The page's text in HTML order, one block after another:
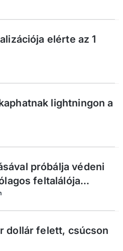
elérte az 1
lightningon a
próbálja védeni
feltalálója...
dollár felett, csúcson